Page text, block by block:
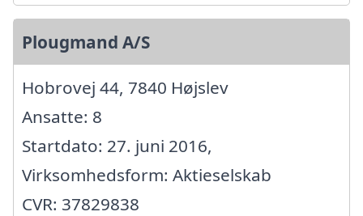
Plougmand A/S
Hobrovej 44, 7840 Højslev
Ansatte: 8
Startdato: 27. juni 2016,
Virksomhedsform: Aktieselskab
CVR: 37829838